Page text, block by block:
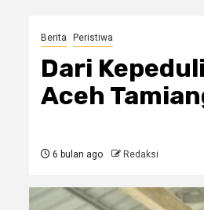
Berita Peristiwa
Dari
Aceh
6 bulan ago Redaksi